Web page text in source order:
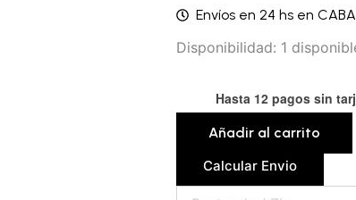
Envíos en 24 hs en
Disponibilidad: 1
Hasta 12 pagos sin
Aceite
corporal
JSMD21SSS
cantidad
Añadir al carrito
Calcular Envio